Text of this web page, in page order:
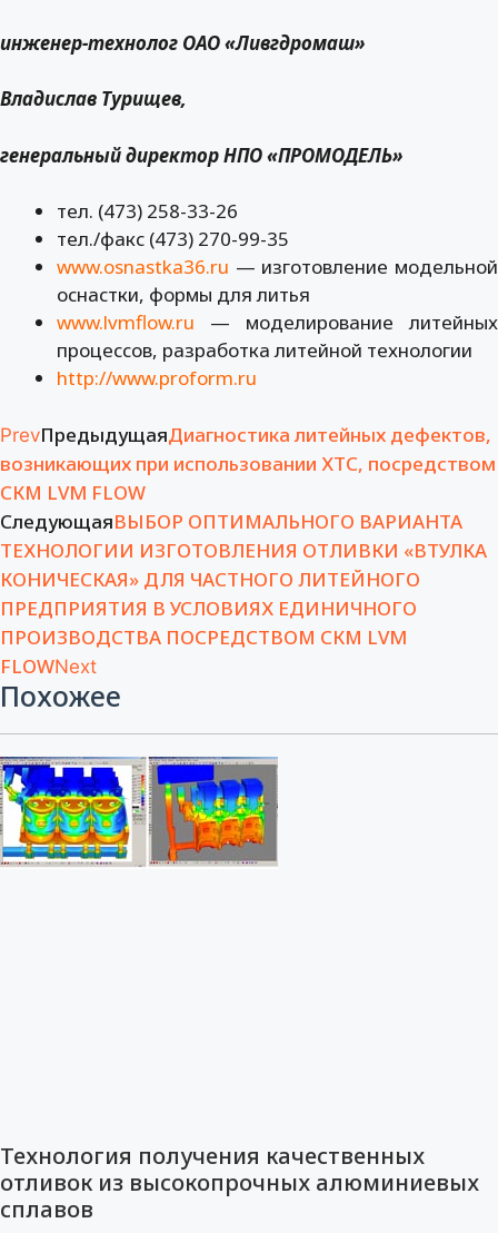
инженер-технолог ОАО «Ливгдромаш»
Владислав Турищев,
генеральный директор НПО «ПРОМОДЕЛЬ»
тел. (473) 258-33-26
тел./факс (473) 270-99-35
www.osnastka36.ru — изготовление модельной
оснастки, формы для литья
www.lvmflow.ru
— моделирование литейных
процессов, разработка литейной технологии
http://www.proform.ru
PrevПредыдущаяДиагностика литейных дефектов,
возникающих при использовании ХТС, посредством
СКМ LVM FLOW
СледующаяВЫБОР ОПТИМАЛЬНОГО ВАРИАНТА
ТЕХНОЛОГИИ ИЗГОТОВЛЕНИЯ ОТЛИВКИ «ВТУЛКА
КОНИЧЕСКАЯ» ДЛЯ ЧАСТНОГО ЛИТЕЙНОГО
ПРЕДПРИЯТИЯ В УСЛОВИЯХ ЕДИНИЧНОГО
ПРОИЗВОДСТВА ПОСРЕДСТВОМ СКМ LVM
FLOWNext
Похожее
Технология получения качественных
отливок из высокопрочных алюминиевых
сплавов